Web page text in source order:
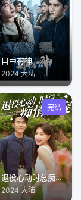
目中有神
2024 大陆
完结
退役心动时总痴情缠宠
2024 大陆